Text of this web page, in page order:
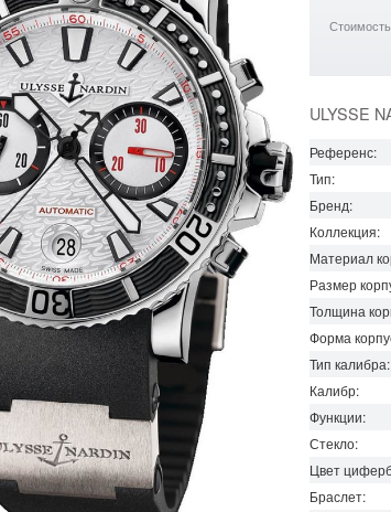
ULYSSE
Референс:
Тип:
Бренд:
Коллекция:
Материал
Размер
Толщина
Форма
Тип калибра:
Калибр:
Функции:
Стекло:
Цвет
Браслет: